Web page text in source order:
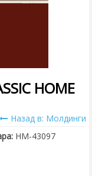
HOME
Назад в: Молдинги
HM-43097